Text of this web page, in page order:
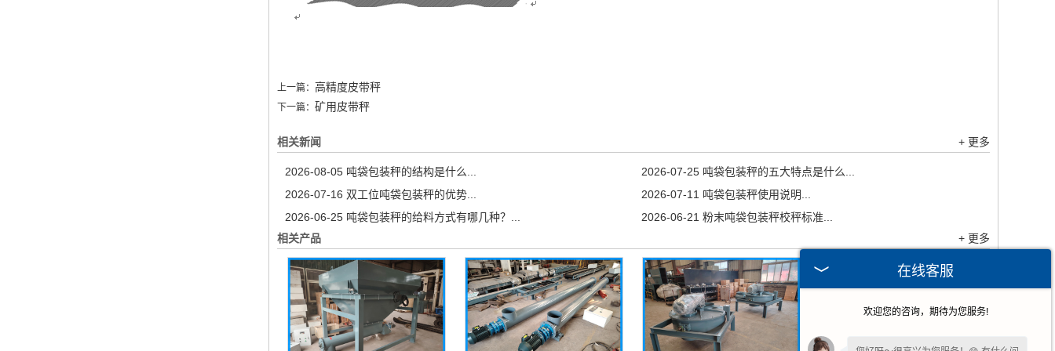
上一篇： 高精度皮带秤
下一篇： 矿用皮带秤
相关新闻 + 更多
2026-08-05 吨袋包装秤的结构是什么... 2026-07-25 吨袋包装秤的五大特点是什么...
2026-07-16 双工位吨袋包装秤的优势... 2026-07-11 吨袋包装秤使用说明...
2026-06-25 吨袋包装秤的给料方式有哪几种？... 2026-06-21 粉末吨袋包装秤校秤标准...
相关产品
+ 更多
在线客服
欢迎您的咨询，期待为您服务!